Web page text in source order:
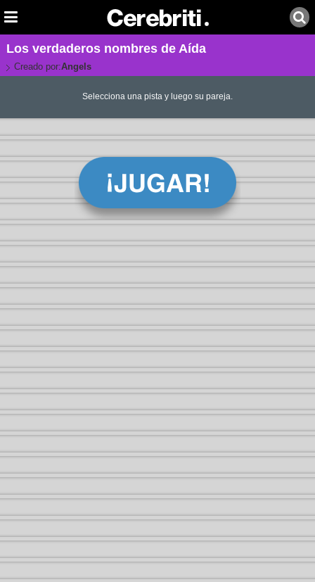
Los verdaderos nombres de Aída
Creado por:Angels
Selecciona una pista y luego su pareja.